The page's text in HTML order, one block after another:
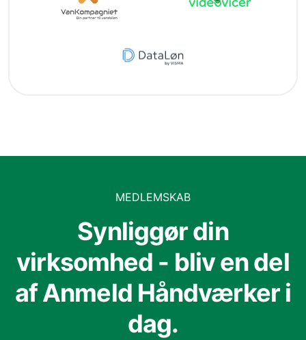
MEDLEMSKAB
Synliggør din
virksomhed - bliv en del
af Anmeld Håndværker i
dag.